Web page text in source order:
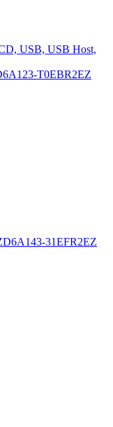
USB, USB Host,
T0EBR2EZ
31EFR2EZ